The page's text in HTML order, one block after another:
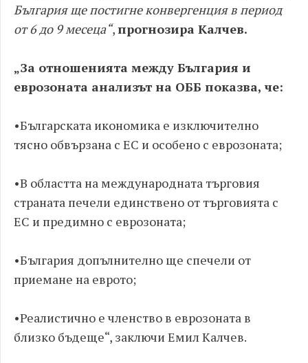
България ще постигне конвергенция в период
от 6 до 9 месеца“,прогнозира Калчев.
„За отношенията между България и
еврозоната анализът на ОББ показва, че:
•​Българската икономика е изключително
тясно обвързана с ЕС и особено с еврозоната;
•​В областта на международната търговия
страната печели единствено от търговията с
ЕС и предимно с еврозоната;
•​България допълнително ще спечели от
приемане на еврото;
•​Реалистично е членство в еврозоната в
близко бъдеще“, заключи Емил Калчев.